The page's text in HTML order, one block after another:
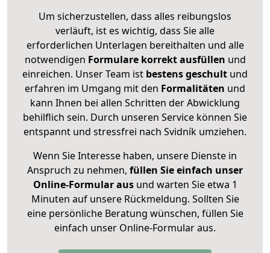
Um sicherzustellen, dass alles reibungslos
verläuft, ist es wichtig, dass Sie alle
erforderlichen Unterlagen bereithalten und alle
notwendigen Formulare korrekt ausfüllen und
einreichen. Unser Team ist bestens geschult und
erfahren im Umgang mit den Formalitäten und
kann Ihnen bei allen Schritten der Abwicklung
behilflich sein. Durch unseren Service können Sie
entspannt und stressfrei nach Svidník umziehen.
Wenn Sie Interesse haben, unsere Dienste in
Anspruch zu nehmen, füllen Sie einfach unser
Online-Formular ausund warten Sie etwa 1
Minuten auf unsere Rückmeldung. Sollten Sie
eine persönliche Beratung wünschen, füllen Sie
einfach unser Online-Formular aus.